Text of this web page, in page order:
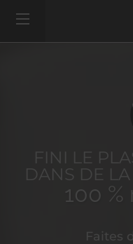
FINI LE
DANS DE
100
Faites